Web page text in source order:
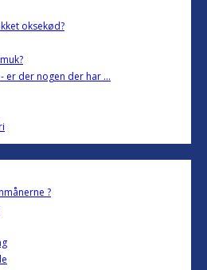
oksekød?
er der nogen der har ...
?